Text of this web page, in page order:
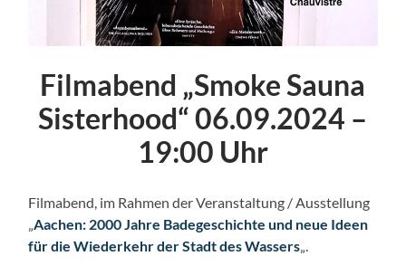
Filmabend „Smoke Sauna
Sisterhood“ 06.09.2024 –
19:00 Uhr
Filmabend, im Rahmen der Veranstaltung / Ausstellung
„Aachen: 2000 Jahre Badegeschichte und neue Ideen
für die Wiederkehr der Stadt des Wassers„.